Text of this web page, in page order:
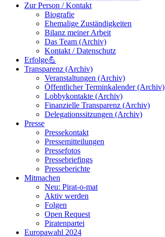
Zur Person / Kontakt
Biografie
Ehemalige Zuständigkeiten
Bilanz meiner Arbeit
Das Team (Archiv)
Kontakt / Datenschutz
Erfolge💪
Transparenz (Archiv)
Veranstaltungen (Archiv)
Öffentlicher Terminkalender (Archiv)
Lobbykontakte (Archiv)
Finanzielle Transparenz (Archiv)
Delegationssitzungen (Archiv)
Presse
Pressekontakt
Pressemitteilungen
Pressefotos
Pressebriefings
Presseberichte
Mitmachen
Neu: Pirat-o-mat
Aktiv werden
Folgen
Open Request
Piratenpartei
Europawahl 2024